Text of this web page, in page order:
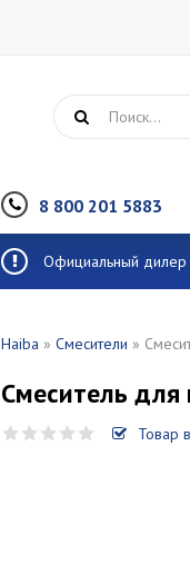
8 800 201 5883
Официальный дилер
Haiba » Смесители »
Смеситель для
Товар